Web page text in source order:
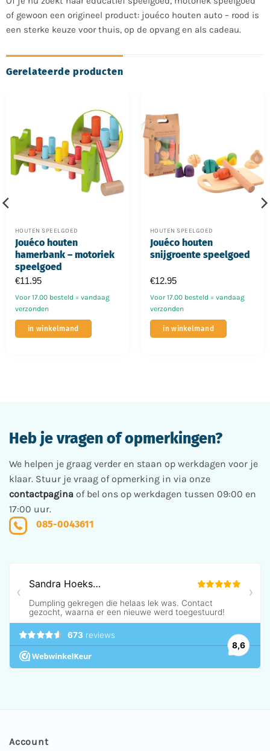
of gewoon een origineel product: jouéco houten auto – rood is
een sterke keuze voor thuis, op de opvang en als cadeau.
Gerelateerde producten
HOUTEN SPEELGOED
Jouéco houten
hamerbank – motoriek
speelgoed
Voor 17.00 besteld = vandaag
verzonden
€11.95
in winkelmand
HOUTEN SPEELGOED
Jouéco houten
snijgroente speelgoed
Voor 17.00 besteld = vandaag
verzonden
€12.95
in winkelmand
Heb je vragen of opmerkingen?
We helpen je graag verder en staan op werkdagen voor je
klaar. Stuur je vraag of opmerking in via onze
contactpagina of bel ons op werkdagen tussen 09:00 en
17:00 uur.
085-0043611
Account